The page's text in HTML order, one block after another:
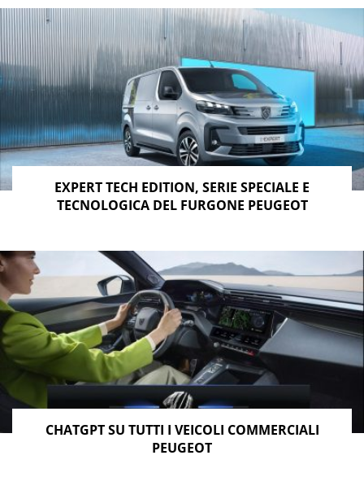
EXPERT TECH EDITION, SERIE SPECIALE E
TECNOLOGICA DEL FURGONE PEUGEOT
CHATGPT SU TUTTI I VEICOLI COMMERCIALI
PEUGEOT